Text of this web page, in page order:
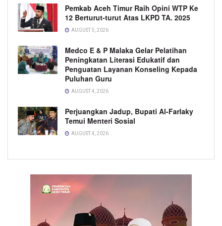
Pemkab Aceh Timur Raih Opini WTP Ke
12 Berturut-turut Atas LKPD TA. 2025
AUGUST 5, 2026
Medco E & P Malaka Gelar Pelatihan
Peningkatan Literasi Edukatif dan
Penguatan Layanan Konseling Kepada
Puluhan Guru
AUGUST 4, 2026
Perjuangkan Jadup, Bupati Al-Farlaky
Temui Menteri Sosial
AUGUST 4, 2026